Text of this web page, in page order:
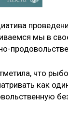
мы в
что
как